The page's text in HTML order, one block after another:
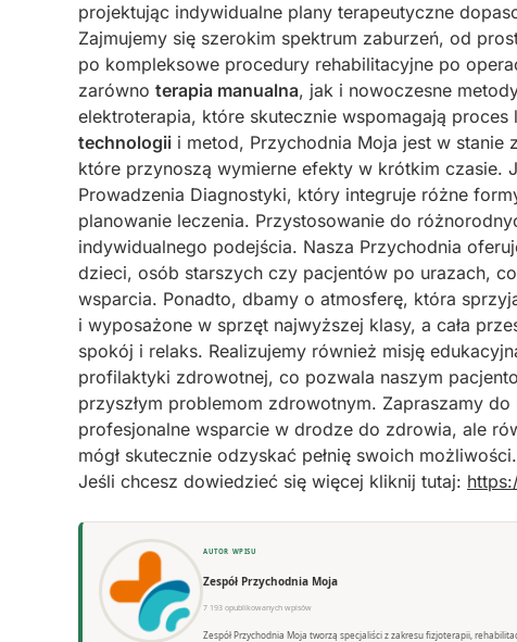
projektując indywidualne plany terapeutyczne
Zajmujemy się szerokim spektrum zaburzeń, od
po kompleksowe procedury rehabilitacyjne po
zarówno terapia manualna, jak i nowoczesne
elektroterapia, które skutecznie wspomagają proces
technologii i metod, Przychodnia Moja jest w stanie
które przynoszą wymierne efekty w krótkim czasie.
Prowadzenia Diagnostyki, który integruje różne
planowanie leczenia. Przystosowanie do
indywidualnego podejścia. Nasza Przychodnia
dzieci, osób starszych czy pacjentów po urazach,
wsparcia. Ponadto, dbamy o atmosferę, która
i wyposażone w sprzęt najwyższej klasy, a cała
spokój i relaks. Realizujemy również misję
profilaktyki zdrowotnej, co pozwala naszym
przyszłym problemom zdrowotnym. Zapraszamy
profesjonalne wsparcie w drodze do zdrowia, ale
mógł skutecznie odzyskać pełnię swoich możliwości.
Jeśli chcesz dowiedzieć się więcej kliknij tutaj:
AUTOR WPISU
Zespół Przychodnia Moja
7 193 opublikowanych wpisów
Zespół Przychodnia Moja tworzą specjaliści z zakresu fizjoterapii,